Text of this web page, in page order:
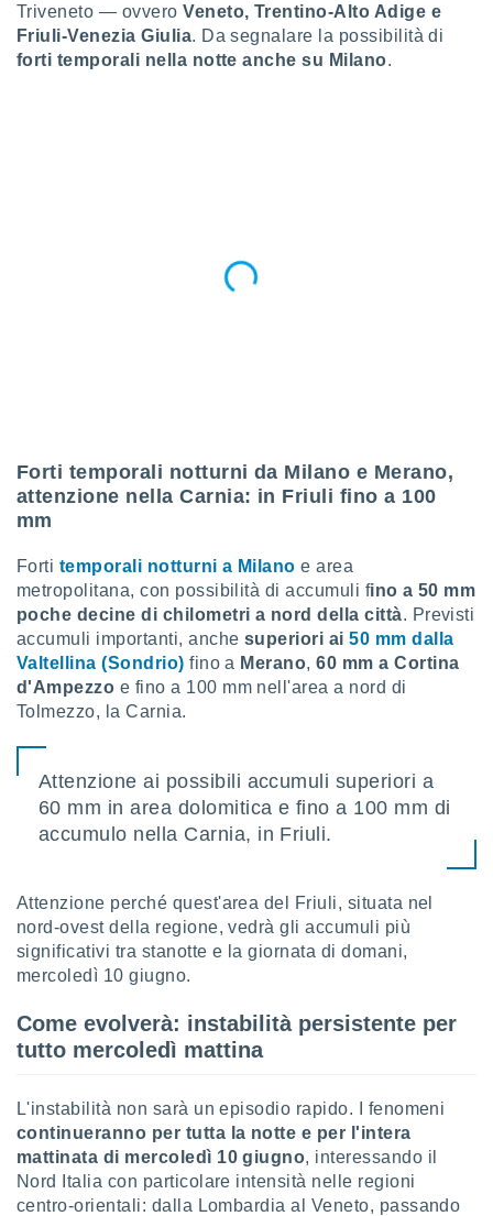
dei
la
del
e degli
nostri
Triveneto — ovveroVeneto, Trentino-Alto Adige e
Friuli-Venezia Giulia. Da segnalare la possibilità di
forti temporali nella notte anche su Milano.
Forti temporali notturni da Milano e Merano,
attenzione nella Carnia: in Friuli fino a 100
mm
Forti temporali notturni a Milanoe area
metropolitana, con possibilità di accumuli fino a 50 mm
poche decine di chilometri a nord della città. Previsti
accumuli importanti, anche superiori ai 50 mm dalla
Valtellina (Sondrio) fino a Merano,60 mm a Cortina
d'Ampezzo e fino a 100 mm nell'area a nord di
Tolmezzo, la Carnia.
Attenzione ai possibili accumuli superiori a
60 mm in area dolomitica e fino a 100 mm di
accumulo nella Carnia, in Friuli.
Attenzione perché quest'area del Friuli, situata nel
nord-ovest della regione, vedrà gli accumuli più
significativi tra stanotte e la giornata di domani,
mercoledì 10 giugno.
Come evolverà: instabilità persistente per
tutto mercoledì mattina
L'instabilità non sarà un episodio rapido. I fenomeni
continueranno per tutta la notte e per l'intera
mattinata di mercoledì 10 giugno, interessando il
Nord Italia con particolare intensità nelle regioni
centro-orientali: dalla Lombardia al Veneto, passando